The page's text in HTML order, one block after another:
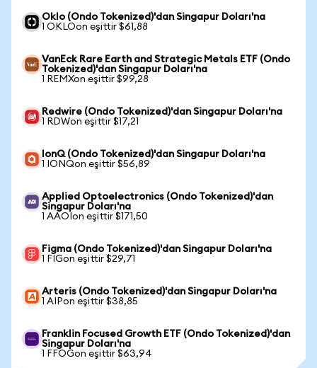
Oklo (Ondo Tokenized)'dan Singapur Doları'na
1 OKLOon eşittir $61,88
VanEck Rare Earth and Strategic Metals ETF (Ondo
Tokenized)'dan Singapur Doları'na
1 REMXon eşittir $99,28
Redwire (Ondo Tokenized)'dan Singapur Doları'na
1 RDWon eşittir $17,21
IonQ (Ondo Tokenized)'dan Singapur Doları'na
1 IONQon eşittir $56,89
Applied Optoelectronics (Ondo Tokenized)'dan
Singapur Doları'na
1 AAOIon eşittir $171,50
Figma (Ondo Tokenized)'dan Singapur Doları'na
1 FIGon eşittir $29,71
Arteris (Ondo Tokenized)'dan Singapur Doları'na
1 AIPon eşittir $38,85
Franklin Focused Growth ETF (Ondo Tokenized)'dan
Singapur Doları'na
1 FFOGon eşittir $63,94